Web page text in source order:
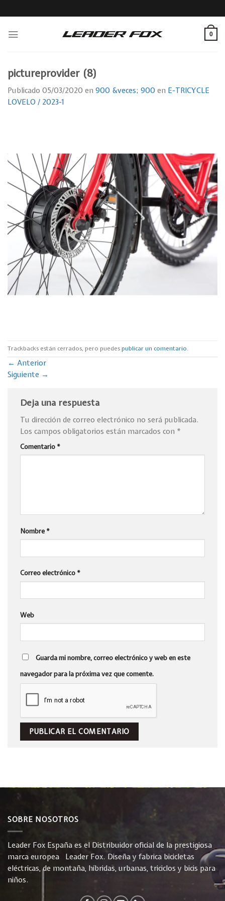
to
0
pictureprovider (8)
Publicado 05/03/2020 en 900 &veces; 900 en E-TRICYCLE
LOVELO / 2023-1
Trackbacks están cerrados, pero puedespublicar un comentario.
← Anterior
Siguiente →
Deja una respuesta
Tu dirección de correo electrónico no será publicada.
Los campos obligatorios están marcados con *
Comentario *
Nombre *
Correo electrónico *
Web
Guarda mi nombre, correo electrónico y web en este
navegador para la próxima vez que comente.
SOBRE NOSOTROS
Leader Fox España es el Distribuidor oficial de la prestigiosa
marca europea Leader Fox. Diseña y fabrica bicicletas
eléctricas, de montaña, híbridas, urbanas, triciclos y bicis para
niños.